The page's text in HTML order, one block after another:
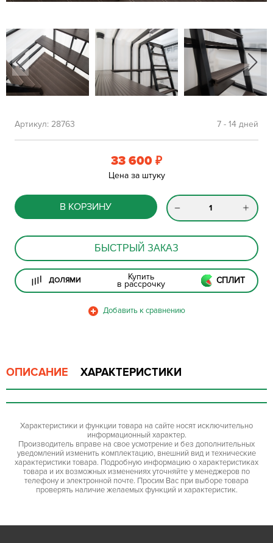
7 - 14 дней
Артикул: 28763
33 600 ₽
Цена за штуку
В КОРЗИНУ
БЫСТРЫЙ ЗАКАЗ
ДОЛЯМИ Купить
в рассрочку СПЛИТ
ОПИСАНИЕ ХАРАКТЕРИСТИКИ
Характеристики и функции товара на сайте носят исключительно
информационный характер.
Производитель вправе на свое усмотрение и без дополнительных
уведомлений изменить комплектацию, внешний вид и технические
характеристики товара. Подробную информацию о характеристиках
товара и их возможных изменениях уточняйте у менеджеров по
телефону и электронной почте. Просим Вас при выборе товара
проверять наличие желаемых функций и характеристик.